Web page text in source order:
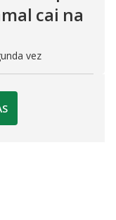
cai na
vez